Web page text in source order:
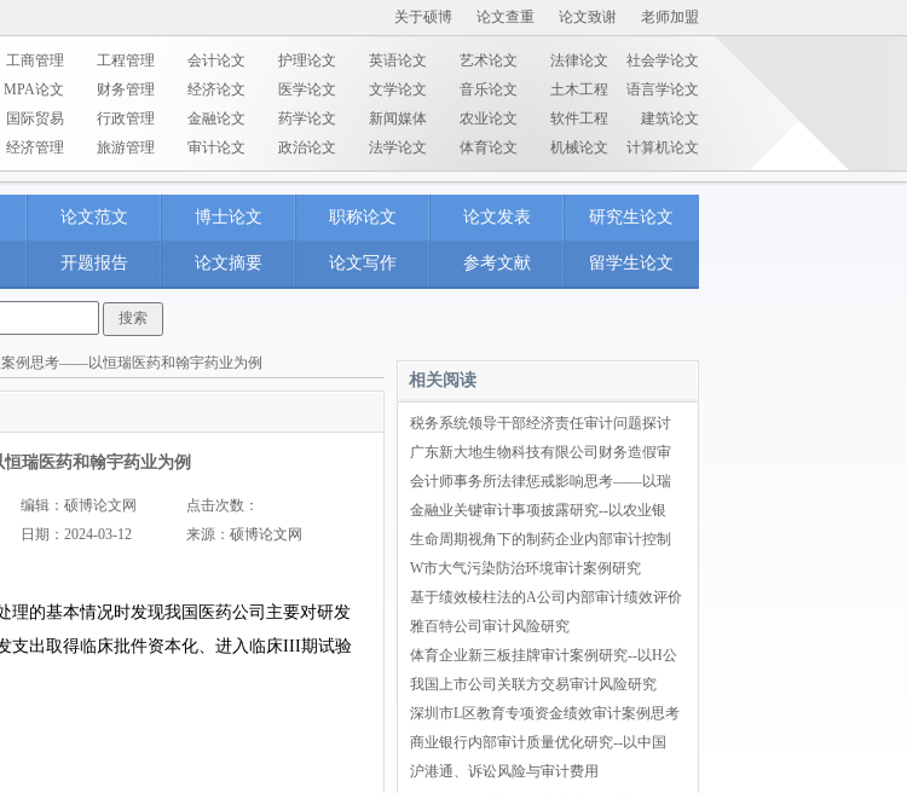
关于硕博 论文查重 论文致谢 老师加盟
工商管理 工程管理 会计论文 护理论文 英语论文 艺术论文 法律论文
社会学论文
MPA论文 财务管理 经济论文 医学论文 文学论文 音乐论文 土木工程
语言学论文
国际贸易 行政管理 金融论文 药学论文 新闻媒体 农业论文 软件工程
建筑论文
经济管理 旅游管理 审计论文 政治论文 法学论文 体育论文 机械论文 计算机论文
论文范文 博士论文 职称论文 论文发表 研究生论文
开题报告 论文摘要 论文写作 参考文献 留学生论文
例思考——以恒瑞医药和翰宇药业为例
瑞医药和翰宇药业为例
编辑：硕博论文网
点击次数：
日期：2024-03-12 来源：硕博论文网
理的基本情况时发现我国医药公司主要对研发
支出取得临床批件资本化、进入临床III期试验
相关阅读
税务系统领导干部经济责任审计问题探讨
广东新大地生物科技有限公司财务造假审
会计师事务所法律惩戒影响思考——以瑞
金融业关键审计事项披露研究--以农业银
生命周期视角下的制药企业内部审计控制
W市大气污染防治环境审计案例研究
基于绩效棱柱法的A公司内部审计绩效评价
雅百特公司审计风险研究
体育企业新三板挂牌审计案例研究--以H公
我国上市公司关联方交易审计风险研究
深圳市L区教育专项资金绩效审计案例思考
商业银行内部审计质量优化研究--以中国
沪港通、诉讼风险与审计费用